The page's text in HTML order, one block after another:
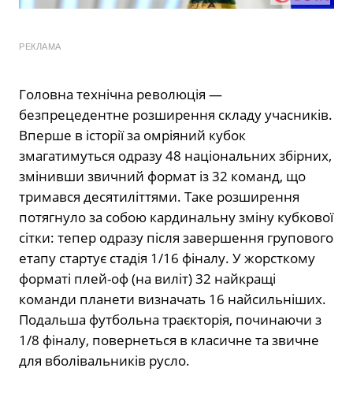
РЕКЛАМА
Головна технічна революція —
безпрецедентне розширення складу учасників.
Вперше в історії за омріяний кубок
змагатимуться одразу 48 національних збірних,
змінивши звичний формат із 32 команд, що
тримався десятиліттями. Таке розширення
потягнуло за собою кардинальну зміну кубкової
сітки: тепер одразу після завершення групового
етапу стартує стадія 1/16 фіналу. У жорсткому
форматі плей-оф (на виліт) 32 найкращі
команди планети визначать 16 найсильніших.
Подальша футбольна траєкторія, починаючи з
1/8 фіналу, повернеться в класичне та звичне
для вболівальників русло.